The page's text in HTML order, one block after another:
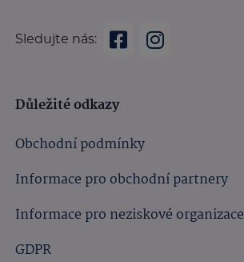
Sledujte nás:
Důležité odkazy
Obchodní podmínky
Informace pro obchodní partnery
Informace pro neziskové organizace
GDPR